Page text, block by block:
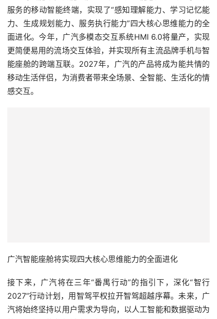
服务的移动智能终端，实现了“感知理解能力、学习记忆能
力、生成规划能力、服务执行能力”四大核心思维能力的全
面进化。今年，广汽多模态交互系统HMI 6.0将量产，实现
更简便易用的流场交互体验，并实现所有主流品牌手机与智
能座舱的跨端互联。2027年，广汽的产品将成为能共情的
移动生活伴侣，为消费者带来全场景、全智能、生活化的情
感交互。
广汽智能座舱将实现四大核心思维能力的全面进化
接下来，广汽将在三年“番禺行动”的指引下，深化“智行
2027”行动计划，用智驾平权拉开智驾超越序幕。未来，广
汽将始终坚持以用户需求为导向，以人工智能和数据驱动为